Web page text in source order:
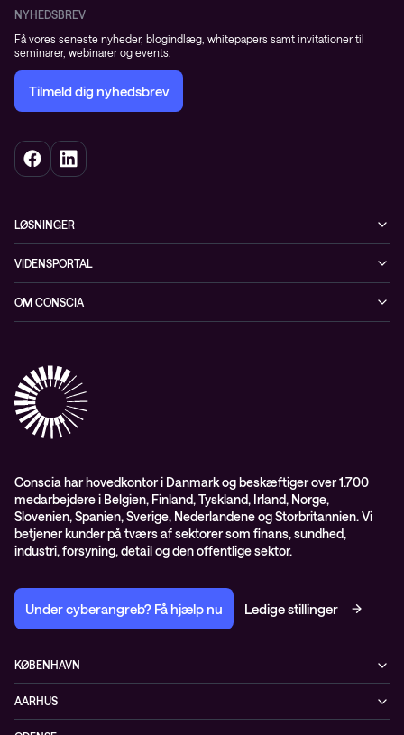
NYHEDSBREV
Få vores seneste nyheder, blogindlæg, whitepapers samt invitationer til
seminarer, webinarer og events.
Tilmeld dig nyhedsbrev
LØSNINGER
Netværk
Datacenter & Cloud
Observability
Conscia Managed Services
Conscia Services
VIDENSPORTAL
Events
Videoer
Whitepapers
OM CONSCIA
Partnere
Presserum
ISO certifikater
Proces for kundeklager
Salgs- og leveringsbetingelser
Selskabsoplysninger og SKI-rammeaftale
Conscia har hovedkontor i Danmark og beskæftiger over 1.700
medarbejdere i Belgien, Finland, Tyskland, Irland, Norge,
Slovenien, Spanien, Sverige, Nederlandene og Storbritannien. Vi
betjener kunder på tværs af sektorer som finans, sundhed,
industri, forsyning, detail og den offentlige sektor.
Under cyberangreb? Få hjælp nu Ledige stillinger
KØBENHAVN
2100 København Ø
+45 70207780
AARHUS